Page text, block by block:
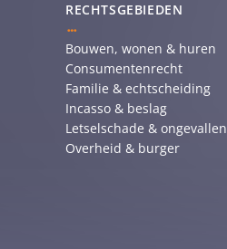
RECHTSGEBIEDEN
Bouwen, wonen & huren
Consumentenrecht
Familie & echtscheiding
Incasso & beslag
Letselschade & ongevallen
Overheid & burger